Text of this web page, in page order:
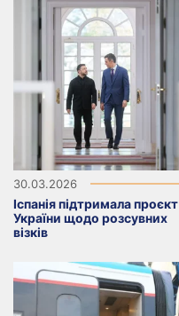
30.03.2026
Іспанія підтримала проєкт
України щодо розсувних
візків